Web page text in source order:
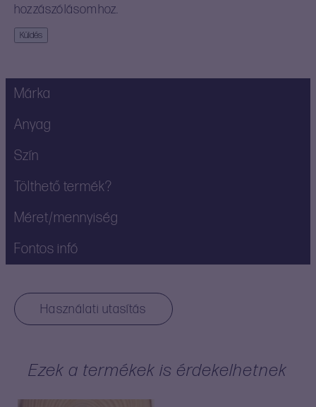
hozzászólásomhoz.
Márka
Anyag
Szín
Tölthető termék?
Méret/mennyiség
Fontos infó
Használati utasítás
Ezek a termékek is érdekelhetnek